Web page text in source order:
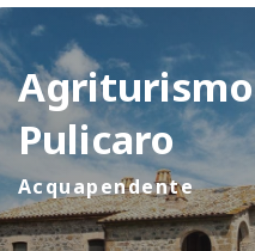
Agriturismo
Pulicaro
Acquapendente